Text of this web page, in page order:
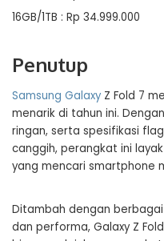
16GB/1TB : Rp 34.999.000
Penutup
Samsung Galaxy Z Fold 7
menarik di tahun ini.
ringan, serta spesifikasi
canggih, perangkat ini
yang mencari smartphone
Ditambah dengan
dan performa, Galaxy Z